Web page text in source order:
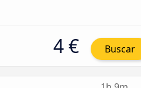
4 € Buscar